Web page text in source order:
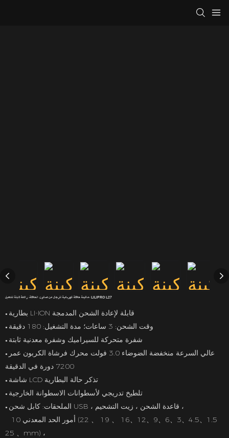
ماكينة حلاقة كهربائية للرجال من صالون الحلاقة، رافعة قابلة للتعديل، LILIPRO L27
● بطارية LI-ION قابلة لإعادة الشحن المدمجة
● وقت الشحن: 3 ساعات؛ مدة التشغيل: 180 دقيقة
● شفرة متحركة للسيراميك وشفرة معدنية ثابتة
●
عالي السرعة منخفضة الضوضاء 3.0 فولت محرك فرشاة الكربون عمر
● شاشة LCD تذكر حالة البطارية
●
●
الملحقات: كابل شحن USB ، قاعدة الشحن ، زيت التشحيم ،
10 أمور الحد المعدني (1.5、4.5、3、6、9、12、16 、 19 、 22
、 25mm) ،